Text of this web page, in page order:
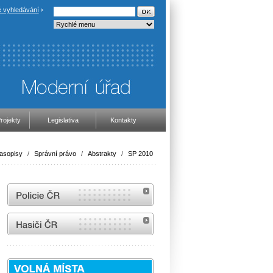
vyhledávání
Legislativa Kontakty
/ Správní právo / Abstrakty / SP 2010
internetové stránky Policie ČR
internetové stránky Hasiči ČR